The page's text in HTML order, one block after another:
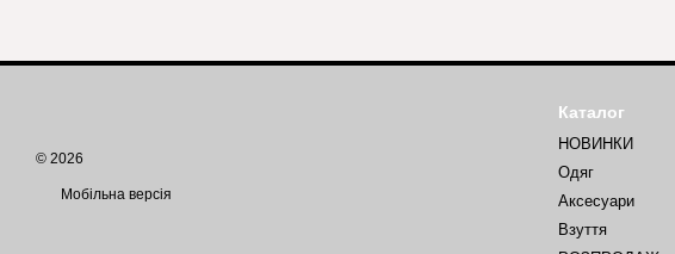
© 2026
Мобільна версія
Каталог
НОВИНКИ
Одяг
Аксесуари
Взуття